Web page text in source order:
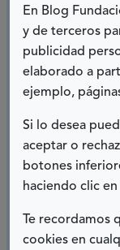
En Blog
y de terceros
publicidad
elaborado a
ejemplo,
Si lo desea
aceptar o
botones
haciendo clic
Te recordamos
cookies en
ilusión
por
seguir
de
una
en
aula
TEA,
Aula
del
UN AÑO
19 MARZO,
Soy Salvador
Down, tengo
del Día
explicar mi
Ver más